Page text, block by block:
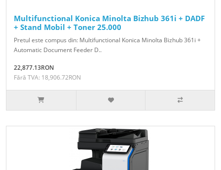
Multifunctional Konica Minolta Bizhub 361i + DADF
+ Stand Mobil + Toner 25.000
Pretul este compus din: Multifunctional Konica Minolta Bizhub 361i +
Automatic Document Feeder D..
22,877.13RON
Fără TVA: 18,906.72RON